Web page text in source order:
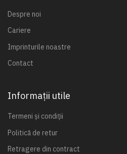
Despre noi
Cariere
Imprinturile noastre
Contact
Informații utile
Termeni și condiții
Politică de retur
Retragere din contract